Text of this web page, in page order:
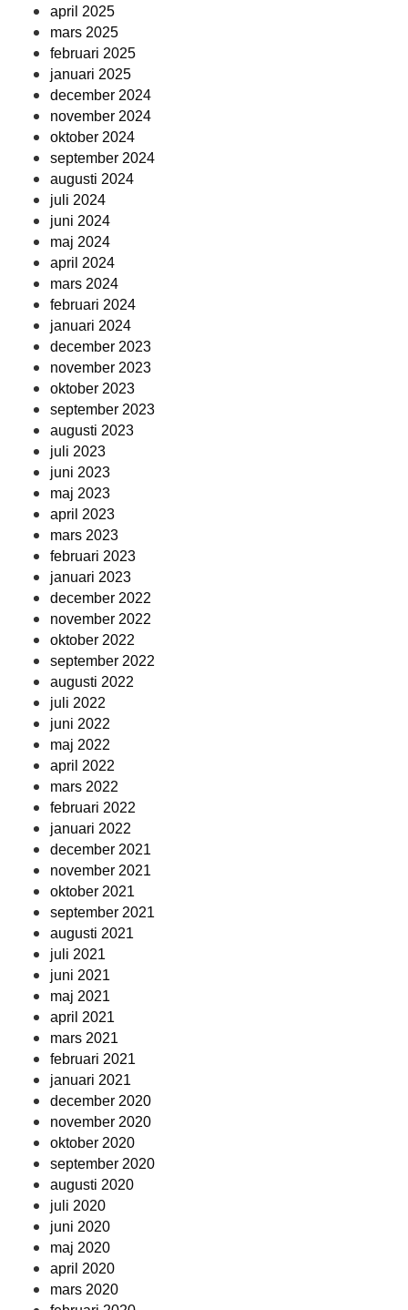
april 2025
mars 2025
februari 2025
januari 2025
december 2024
november 2024
oktober 2024
september 2024
augusti 2024
juli 2024
juni 2024
maj 2024
april 2024
mars 2024
februari 2024
januari 2024
december 2023
november 2023
oktober 2023
september 2023
augusti 2023
juli 2023
juni 2023
maj 2023
april 2023
mars 2023
februari 2023
januari 2023
december 2022
november 2022
oktober 2022
september 2022
augusti 2022
juli 2022
juni 2022
maj 2022
april 2022
mars 2022
februari 2022
januari 2022
december 2021
november 2021
oktober 2021
september 2021
augusti 2021
juli 2021
juni 2021
maj 2021
april 2021
mars 2021
februari 2021
januari 2021
december 2020
november 2020
oktober 2020
september 2020
augusti 2020
juli 2020
juni 2020
maj 2020
april 2020
mars 2020